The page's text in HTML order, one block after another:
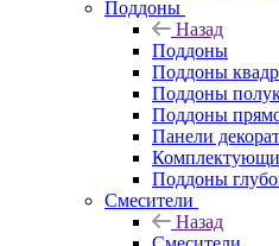
Поддоны
Назад
Поддоны
Поддоны
Поддоны
Поддоны
Панели
Поддоны
Смесители
Назад